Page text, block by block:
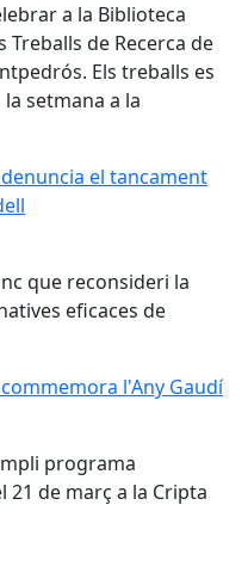
a la Biblioteca
Treballs de Recerca de
Els treballs es
setmana a la
el tancament de
el tancament
que reconsideri la
eficaces de
l'Any Gaudí
l'Any Gaudí
programa
de març a la Cripta